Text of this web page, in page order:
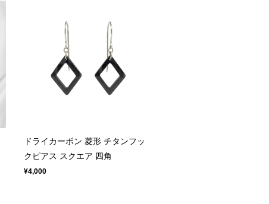
ドライカーボン 菱形 チタンフッ
クピアス スクエア 四角
¥4,000